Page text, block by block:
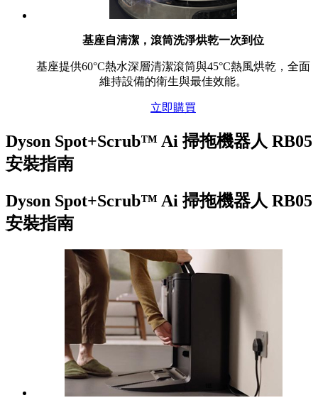
基座自清潔，滾筒洗淨烘乾一次到位
基座提供60°C熱水深層清潔滾筒與45°C熱風烘乾，全面
維持設備的衛生與最佳效能。
立即購買
Dyson Spot+Scrub™ Ai 掃拖機器人 RB05
安裝指南
Dyson Spot+Scrub™ Ai 掃拖機器人 RB05
安裝指南